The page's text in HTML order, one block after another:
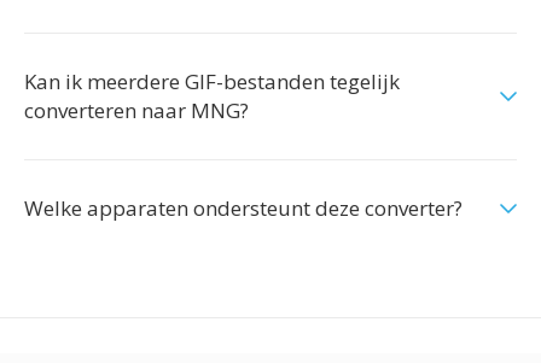
Kan ik meerdere GIF-bestanden tegelijk
converteren naar MNG?
Welke apparaten ondersteunt deze converter?